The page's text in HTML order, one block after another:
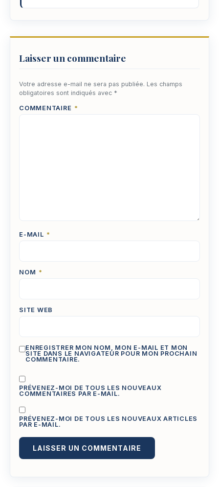
Laisser un commentaire
Votre adresse e-mail ne sera pas publiée. Les champs
obligatoires sont indiqués avec *
COMMENTAIRE *
E-MAIL *
NOM *
SITE WEB
ENREGISTRER MON NOM, MON E-MAIL ET MON
SITE DANS LE NAVIGATEUR POUR MON PROCHAIN
COMMENTAIRE.
PRÉVENEZ-MOI DE TOUS LES NOUVEAUX
COMMENTAIRES PAR E-MAIL.
PRÉVENEZ-MOI DE TOUS LES NOUVEAUX ARTICLES
PAR E-MAIL.